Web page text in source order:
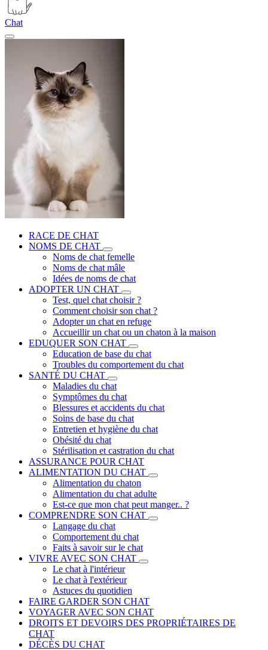
Chat
RACE DE CHAT
NOMS DE CHAT
Noms de chat femelle
Noms de chat mâle
Idées de noms de chat
ADOPTER UN CHAT
Test, quel chat choisir ?
Comment choisir son chat ?
Adopter un chat en refuge
Accueillir un chat ou un chaton à la maison
EDUQUER SON CHAT
Education de base du chat
Troubles du comportement du chat
SANTÉ DU CHAT
Maladies du chat
Symptômes du chat
Blessures et accidents du chat
Soins de base du chat
Entretien et hygiène du chat
Obésité du chat
Stérilisation et castration du chat
ASSURANCE POUR CHAT
ALIMENTATION DU CHAT
Alimentation du chaton
Alimentation du chat adulte
Est-ce que mon chat peut manger.. ?
COMPRENDRE SON CHAT
Langage du chat
Comportement du chat
Faits à savoir sur le chat
VIVRE AVEC SON CHAT
Le chat à l'intérieur
Le chat à l'extérieur
Astuces du quotidien
FAIRE GARDER SON CHAT
VOYAGER AVEC SON CHAT
DROITS ET DEVOIRS DES PROPRIÉTAIRES DE
CHAT
DÉCÈS DU CHAT